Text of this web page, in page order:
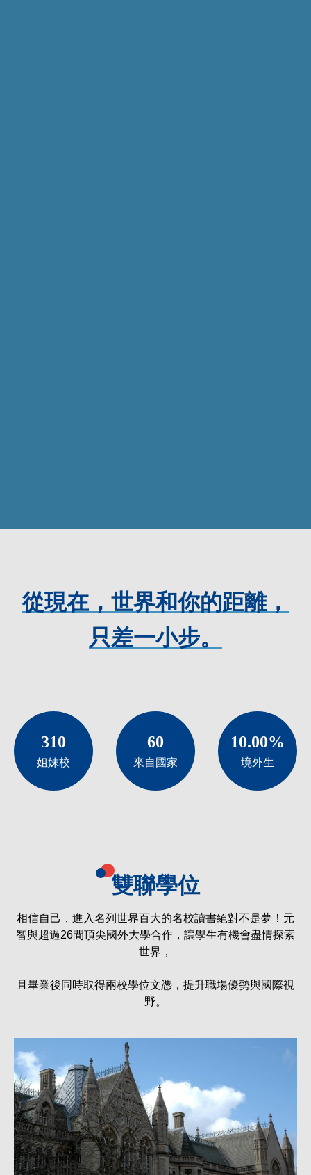
從現在，世界和你的距離，
只差一小步。
310
姐妹校
60
來自國家
10.00%
境外生
雙聯學位
相信自己，進入名列世界百大的名校讀書絕對不是夢！元
智與超過26間頂尖國外大學合作，讓學生有機會盡情探索
世界，
且畢業後同時取得兩校學位文憑，提升職場優勢與國際視
野。